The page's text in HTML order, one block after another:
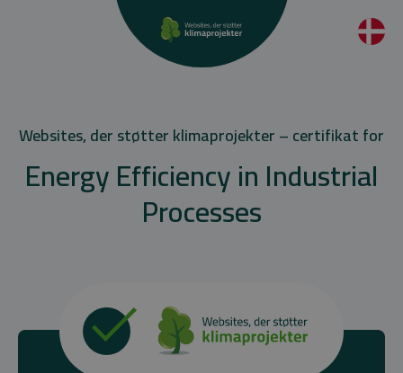
Websites, der støtter klimaprojekter – certifikat for
Energy Efficiency in Industrial
Processes